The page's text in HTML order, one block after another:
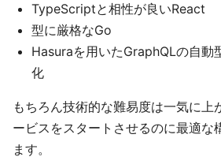
TypeScriptと相性が良いReact
型に厳格なGo
Hasuraを用いたGraphQLの自動
化
もちろん技術的な難易度は一気に上
ービスをスタートさせるのに最適な
ます。